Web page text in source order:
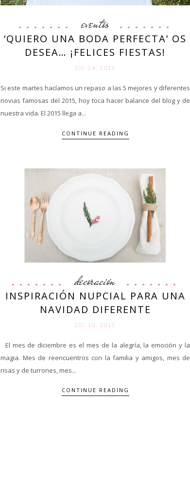
eventos
‘QUIERO UNA BODA PERFECTA’ OS
DESEA… ¡FELICES FIESTAS!
DIC 24. 2015
Si este martes hacíamos un repaso a las 5 mejores y diferentes
novias famosas del 2015, hoy toca hacer balance del blog y de
nuestra vida. El 2015 llega a...
CONTINUE READING
decoración
INSPIRACIÓN NUPCIAL PARA UNA
NAVIDAD DIFERENTE
DIC 10. 2015
El mes de diciembre es el mes de la alegría, la emoción y la
magia. Mes de reencuentros con la familia y amigos, mes de
risas y de turrones, mes...
CONTINUE READING